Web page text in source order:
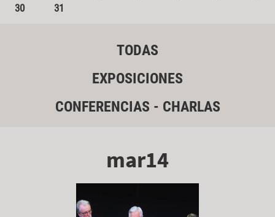
30
31
TODAS
EXPOSICIONES
CONFERENCIAS - CHARLAS
mar14